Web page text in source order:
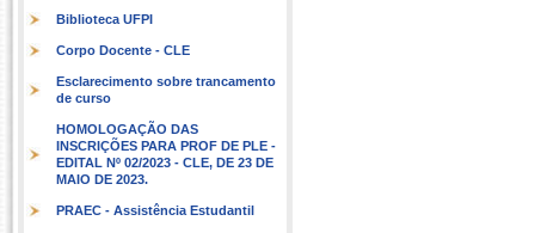
Biblioteca UFPI
Corpo Docente - CLE
Esclarecimento sobre trancamento
de curso
HOMOLOGAÇÃO DAS
INSCRIÇÕES PARA PROF DE PLE -
EDITAL Nº 02/2023 - CLE, DE 23 DE
MAIO DE 2023.
PRAEC - Assistência Estudantil